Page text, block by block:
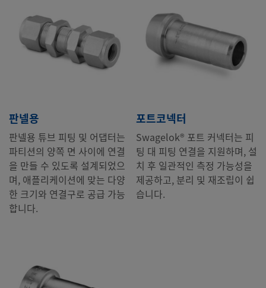
판넬용
판넬용 튜브 피팅 및 어댑터는
파티션의 양쪽 면 사이에 연결
을 만들 수 있도록 설계되었으
며, 애플리케이션에 맞는 다양
한 크기와 연결구로 공급 가능
합니다.
포트코넥터
Swagelok® 포트 커넥터는 피
팅 대 피팅 연결을 지원하며, 설
치 후 일관적인 측정 가능성을
제공하고, 분리 및 재조립이 쉽
습니다.